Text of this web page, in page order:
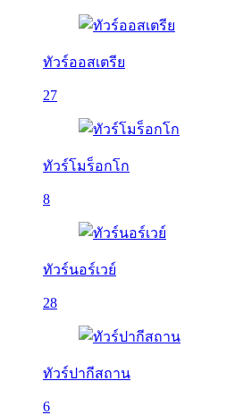
ทัวร์ออสเตรีย
27
ทัวร์โมร็อกโก
8
ทัวร์นอร์เวย์
28
ทัวร์ปากีสถาน
6